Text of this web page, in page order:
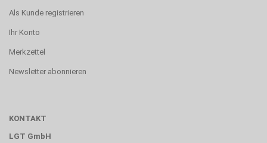
Als Kunde registrieren
Ihr Konto
Merkzettel
Newsletter abonnieren
KONTAKT
LGT GmbH